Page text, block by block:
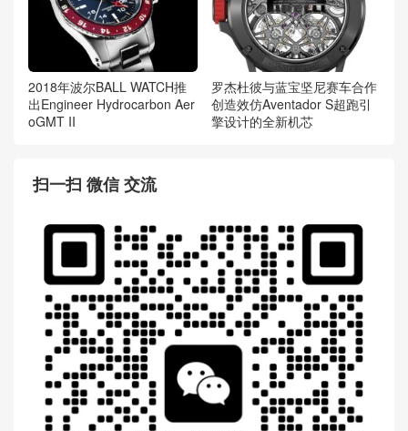
2018年波尔BALL WATCH推
出Engineer Hydrocarbon Aer
oGMT II
罗杰杜彼与蓝宝坚尼赛车合作
创造效仿Aventador S超跑引
擎设计的全新机芯
扫一扫 微信 交流